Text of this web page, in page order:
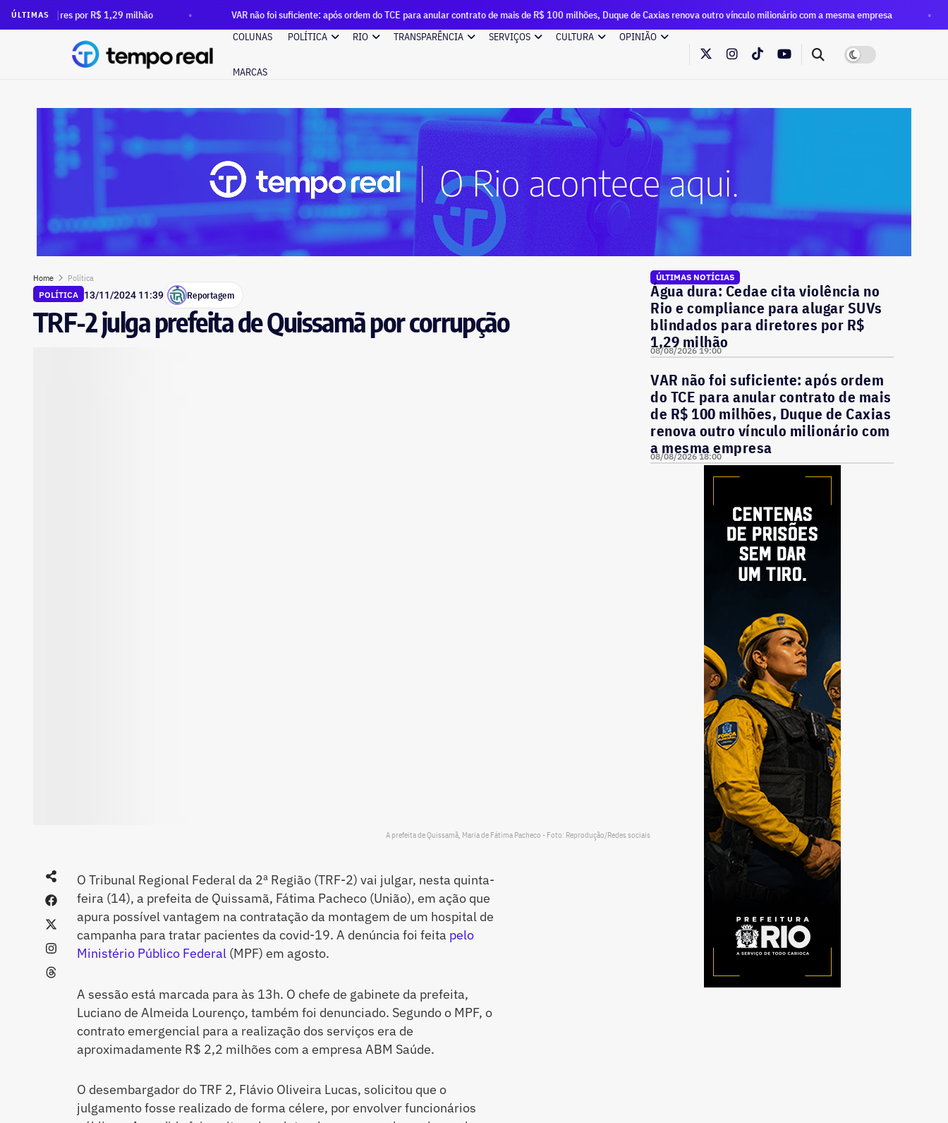
ÚLTIMAS
R$ 1,29 milhão VAR não foi suficiente: após ordem do TCE para anular contrato de mais de R$ 100 milhões, Duque de Caxias renova outro vínculo milionário com a mesma empresa
Eleições 2026:
COLUNAS
POLÍTICA RIO TRANSPARÊNCIA SERVIÇOS CULTURA OPINIÃO
MARCAS
Home
Política
POLÍTICA 13/11/2024 11:39 Reportagem
TRF-2 julga prefeita de Quissamã por corrupção
A prefeita de Quissamã, Maria de Fátima Pacheco - Foto: Reprodução/Redes sociais
O Tribunal Regional Federal da 2ª Região (TRF-2) vai julgar, nesta quinta-
feira (14), a prefeita de Quissamã, Fátima Pacheco (União), em ação que
apura possível vantagem na contratação da montagem de um hospital de
campanha para tratar pacientes da covid-19. A denúncia foi feita pelo
Ministério Público Federal(MPF) em agosto.
A sessão está marcada para às 13h. O chefe de gabinete da prefeita,
Luciano de Almeida Lourenço, também foi denunciado. Segundo o MPF, o
contrato emergencial para a realização dos serviços era de
aproximadamente R$ 2,2 milhões com a empresa ABM Saúde.
O desembargador do TRF 2, Flávio Oliveira Lucas, solicitou que o
julgamento fosse realizado de forma célere, por envolver funcionários
ÚLTIMAS NOTÍCIAS
Água dura: Cedae cita violência no
Rio e compliance para alugar SUVs
blindados para diretores por R$
1,29 milhão
08/08/2026 19:00
VAR não foi suficiente: após ordem
do TCE para anular contrato de mais
de R$ 100 milhões, Duque de Caxias
renova outro vínculo milionário com
a mesma empresa
08/08/2026 18:00